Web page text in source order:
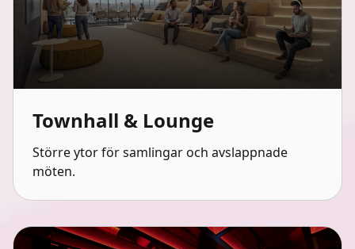
Townhall & Lounge
Större ytor för samlingar och avslappnade
möten.